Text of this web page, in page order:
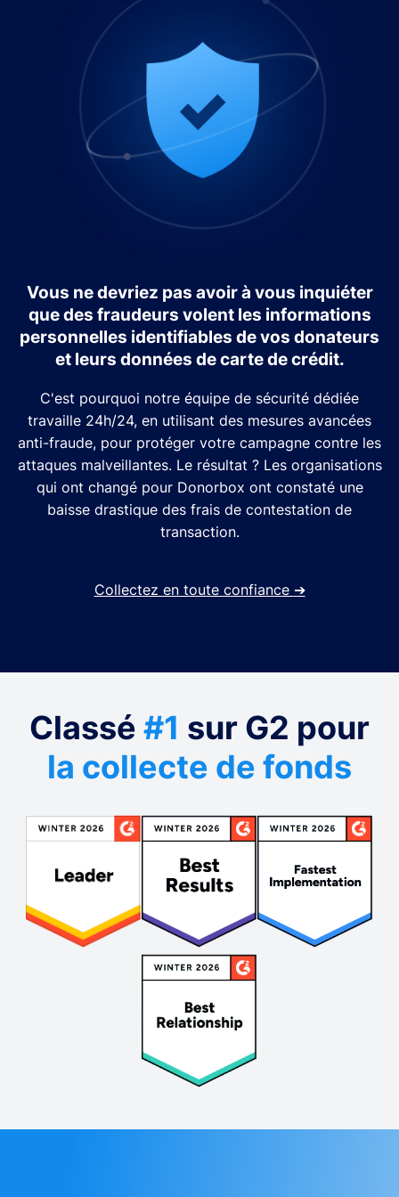
Vous ne devriez pas avoir à vous inquiéter
que des fraudeurs volent les informations
personnelles identifiables de vos donateurs
et leurs données de carte de crédit.
C'est pourquoi notre équipe de sécurité dédiée
travaille 24h/24, en utilisant des mesures avancées
anti-fraude, pour protéger votre campagne contre les
attaques malveillantes. Le résultat ? Les organisations
qui ont changé pour Donorbox ont constaté une
baisse drastique des frais de contestation de
transaction.
Collectez en toute confiance ➔
Classé #1 sur G2 pour
la collecte de fonds